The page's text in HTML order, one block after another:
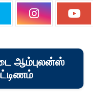
ஆம்புலன்ஸ்